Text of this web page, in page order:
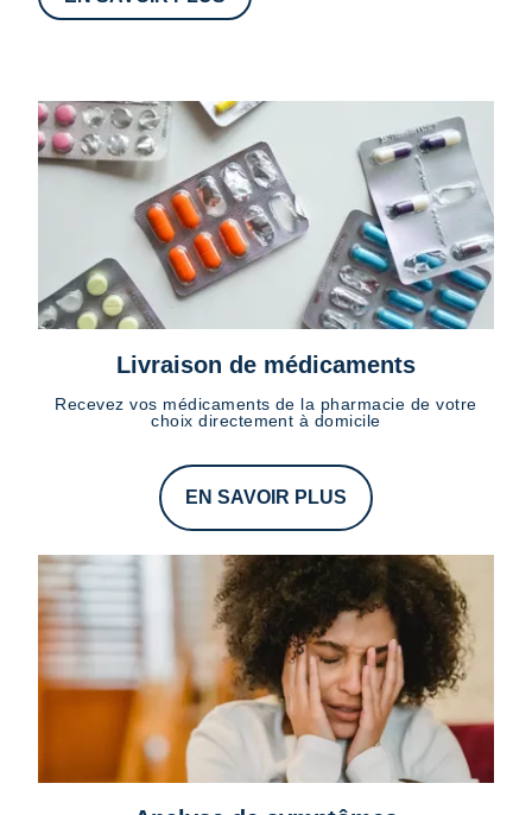
Livraison de médicaments
Recevez vos médicaments de la pharmacie de votre
choix directement à domicile
EN SAVOIR PLUS